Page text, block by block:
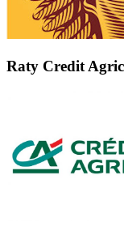
Raty Credit